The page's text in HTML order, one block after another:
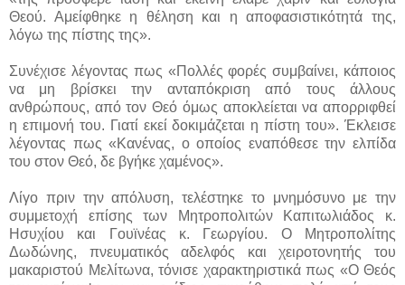
Θεού. Αμείφθηκε η θέληση και η αποφασιστικότητά της,
λόγω της πίστης της».
Συνέχισε λέγοντας πως «Πολλές φορές συμβαίνει, κάποιος
να μη βρίσκει την ανταπόκριση από τους άλλους
ανθρώπους, από τον Θεό όμως αποκλείεται να απορριφθεί
η επιμονή του. Γιατί εκεί δοκιμάζεται η πίστη του». Έκλεισε
λέγοντας πως «Κανένας, ο οποίος εναπόθεσε την ελπίδα
του στον Θεό, δε βγήκε χαμένος».
Λίγο πριν την απόλυση, τελέστηκε το μνημόσυνο με την
συμμετοχή επίσης των Μητροπολιτών Καπιτωλιάδος κ.
Ησυχίου και Γουϊνέας κ. Γεωργίου. Ο Μητροπολίτης
Δωδώνης, πνευματικός αδελφός και χειροτονητής του
μακαριστού Μελίτωνα, τόνισε χαρακτηριστικά πως «Ο Θεός